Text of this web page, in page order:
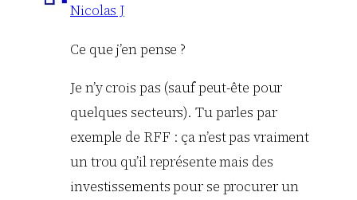
Nicolas J
Ce que j’en pense ?
Je n’y crois pas (sauf peut-ête pour
quelques secteurs). Tu parles par
exemple de RFF : ça n’est pas vraiment
un trou qu’il représente mais des
investissements pour se procurer un